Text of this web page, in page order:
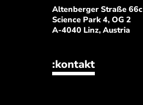
Altenberger Straße 66c
Science Park 4, OG 2
A-4040 Linz, Austria
:kontakt